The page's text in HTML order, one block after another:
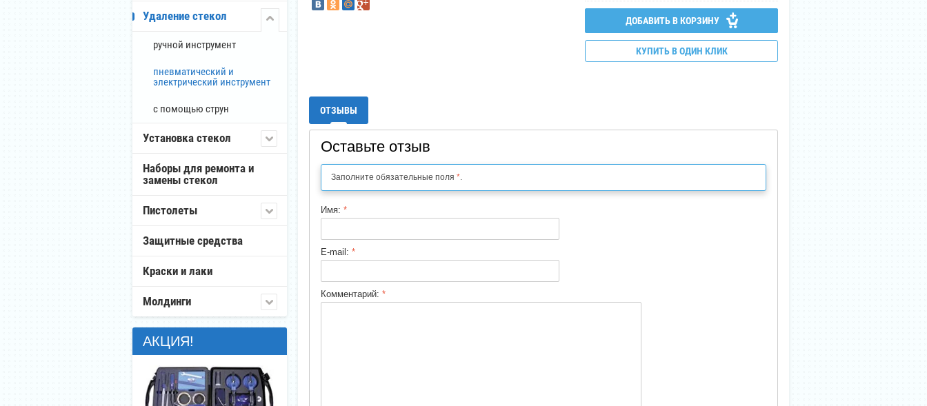
Удаление стекол
ручной инструмент
пневматический и
электрический инструмент
с помощью струн
Установка стекол
Наборы для ремонта и
замены стекол
Пистолеты
Защитные средства
Краски и лаки
Молдинги
АКЦИЯ!
ДОБАВИТЬ В КОРЗИНУ
КУПИТЬ В ОДИН КЛИК
ОТЗЫВЫ
Оставьте отзыв
Заполните обязательные поля *
Имя: *
E-mail: *
Комментарий: *